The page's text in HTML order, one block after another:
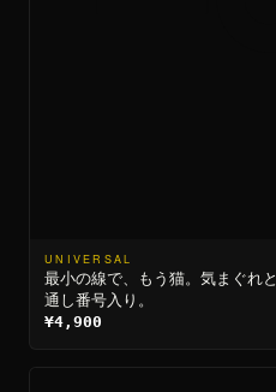
UNIVERSAL
最小の線で、もう猫。気まぐれ
通し番号入り。
¥4,900